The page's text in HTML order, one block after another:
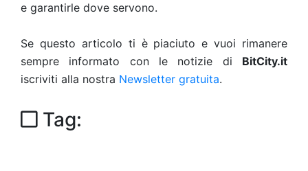
e garantirle dove servono.
Se questo articolo ti è piaciuto e vuoi rimanere
sempre informato con le notizie di BitCity.it
iscriviti alla nostra Newsletter gratuita.
Tag: